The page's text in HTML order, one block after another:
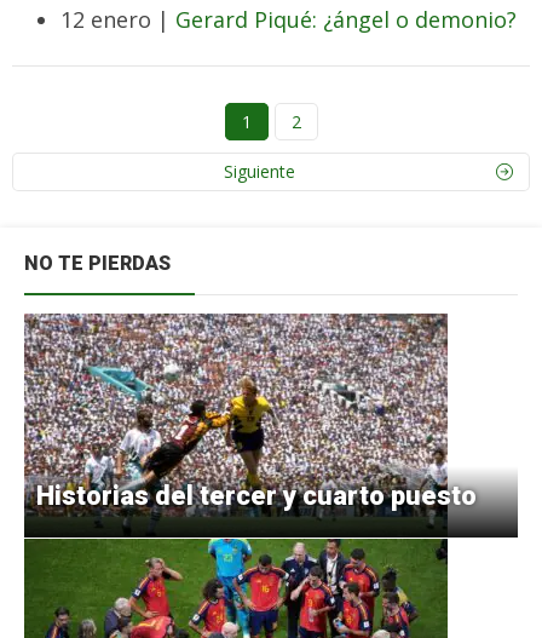
12 enero | Gerard Piqué: ¿ángel o demonio?
1 2
Siguiente
NO TE PIERDAS
Historias del tercer y cuarto puesto